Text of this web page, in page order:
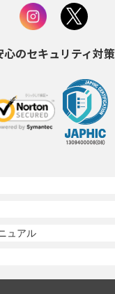
心のセキュリティ対策
ュアル